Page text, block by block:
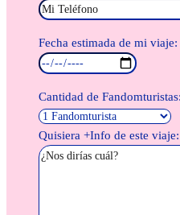
Fecha estimada de mi viaje:
Cantidad de Fandomturistas:
Quisiera +Info de este viaje: